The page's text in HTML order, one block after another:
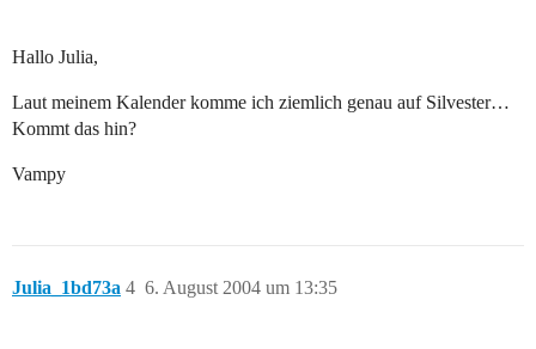
Hallo Julia,
Laut meinem Kalender komme ich ziemlich genau auf Silvester…
Kommt das hin?
Vampy
Julia_1bd73a 6. August 2004 um 13:35
4